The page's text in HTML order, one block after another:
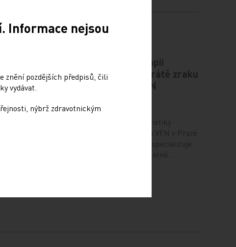
pro rozvoj
být
Novou genovou terapii
zabraňující úplné ztrátě zraku
aplikovali lékaři VFN
6. 12. 2024
Centrum klinické oční genetiky
při Oční klinice 1. LF UK a VFN v Praze
se jako jediné v republice specializuje
na dědičné choroby oka včetně…
Informace nejsou
znění pozdějších předpisů, čili
vydávat.
nýbrž zdravotnickým